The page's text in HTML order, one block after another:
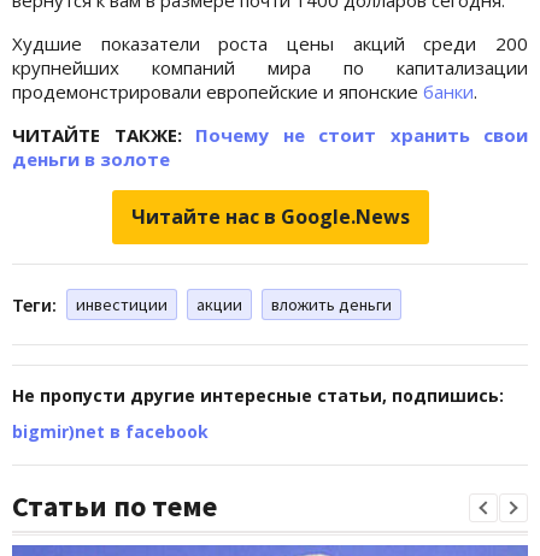
Худшие показатели роста цены акций среди 200
крупнейших компаний мира по капитализации
продемонстрировали европейские и японские банки.
ЧИТАЙТЕ ТАКЖЕ: Почему не стоит хранить свои
деньги в золоте
Читайте нас в Google.News
Теги: инвестиции акции вложить деньги
Не пропусти другие интересные статьи, подпишись:
bigmir)net в facebook
Статьи по теме